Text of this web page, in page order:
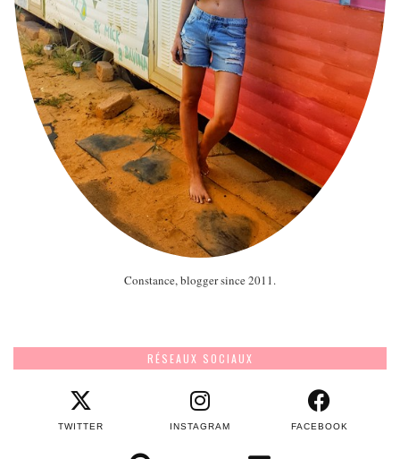
Constance, blogger since 2011.
RÉSEAUX SOCIAUX
TWITTER INSTAGRAM FACEBOOK